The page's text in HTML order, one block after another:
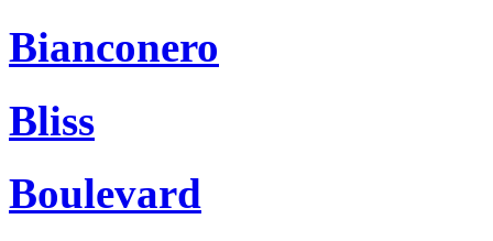
Bianconero
Bliss
Boulevard